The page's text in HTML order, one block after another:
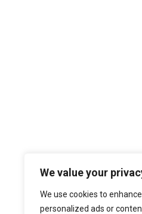
We value your
We use cookies to
personalized ads or